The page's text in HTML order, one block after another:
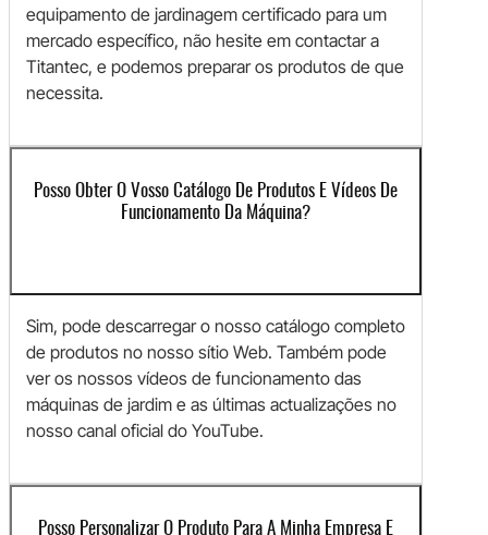
equipamento de jardinagem certificado para um
mercado específico, não hesite em contactar a
Titantec, e podemos preparar os produtos de que
necessita.
Posso Obter O Vosso Catálogo De Produtos E Vídeos De
Funcionamento Da Máquina?
Sim, pode descarregar o nosso catálogo completo
de produtos no nosso sítio Web. Também pode
ver os nossos vídeos de funcionamento das
máquinas de jardim e as últimas actualizações no
nosso canal oficial do YouTube.
Posso Personalizar O Produto Para A Minha Empresa E